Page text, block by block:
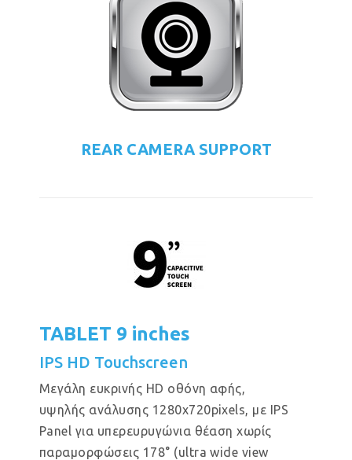
REAR CAMERA SUPPORT
TABLET 9 inches
IPS HD Touchscreen
Μεγάλη ευκρινής HD οθόνη αφής,
υψηλής ανάλυσης 1280x720pixels, με IPS
Panel για υπερευρυγώνια θέαση χωρίς
παραμορφώσεις 178° (ultra wide view